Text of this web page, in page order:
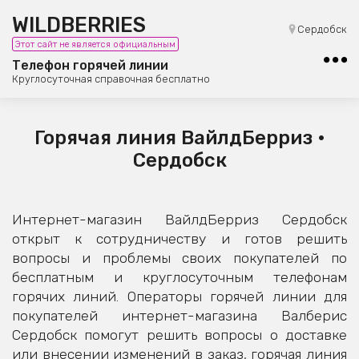
WILDBERRIES
Этот сайт не является официальным
Телефон горячей линии
Круглосуточная справочная бесплатно
Сердобск
8 (800) 101-42-23
Бесплатная юридическая консультация
Горячая линия ВайлдБерриз •
Сердобск
Интернет-магазин ВайлдБерриз Сердобск
открыт к сотрудничеству и готов решить
вопросы и проблемы своих покупателей по
бесплатным и круглосуточным телефонам
горячих линий. Операторы горячей линии для
покупателей интернет-магазина Валберис
Сердобск помогут решить вопросы о доставке
или внесении изменений в заказ, горячая линия